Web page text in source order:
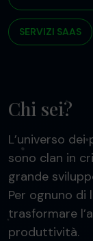
SERVIZI SAAS
Chi sei?
L’universo
sono clan in
grande
Per ognuno di
trasformare
produttività.